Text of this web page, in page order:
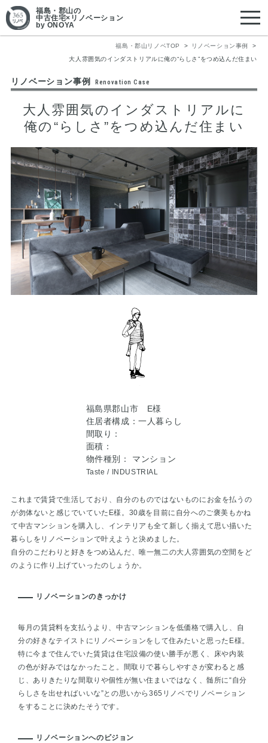
福島・郡山の
中古住宅×リノベーション
by ONOYA
福島・郡山リノベTOP
リノベーション事例
大人雰囲気のインダストリアルに俺の“らしさ”をつめ込んだ住まい
リノベーション事例 Renovation Case
大人雰囲気のインダストリアルに
俺の“らしさ”をつめ込んだ住まい
福島県郡山市 E様
住居者構成：一人暮らし
間取り：
面積：
物件種別： マンション
Taste / INDUSTRIAL
これまで賃貸で生活しており、自分のものではないものにお金を払うの
が勿体ないと感じでいていたE様。30歳を目前に自分へのご褒美もかね
て中古マンションを購入し、インテリアも全て新しく揃えて思い描いた
暮らしをリノベーションで叶えようと決めました。
自分のこだわりと好きをつめ込んだ、唯一無二の大人雰囲気の空間をど
のように作り上げていったのしょうか。
リノベーションのきっかけ
毎月の賃貸料を支払うより、中古マンションを低価格で購入し、自
分の好きなテイストにリノベーションをして住みたいと思ったE様。
特に今まで住んでいた賃貸は住宅設備の使い勝手が悪く、床や内装
の色が好みではなかったこと。間取りで暮らしやすさが変わると感
じ、ありきたりな間取りや個性が無い住まいではなく、髄所に“自分
らしさを出せればいいな”との思いから365リノベでリノベーション
をすることに決めたそうです。
リノベーションへのビジョン